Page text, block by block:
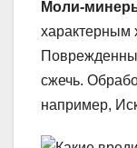
Моли-
характерным
сжечь.
например,